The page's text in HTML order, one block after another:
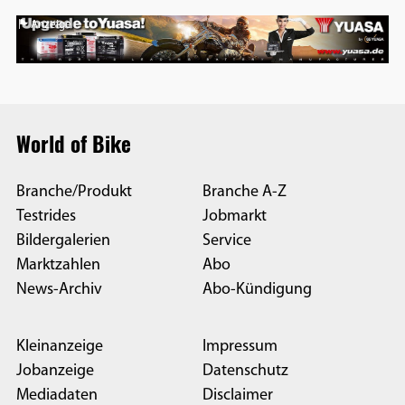
Anzeige
World of Bike
Branche/Produkt
Testrides
Bildergalerien
Marktzahlen
News-Archiv
Branche A-Z
Jobmarkt
Service
Abo
Abo-Kündigung
Kleinanzeige
Jobanzeige
Mediadaten
Impressum
Datenschutz
Disclaimer